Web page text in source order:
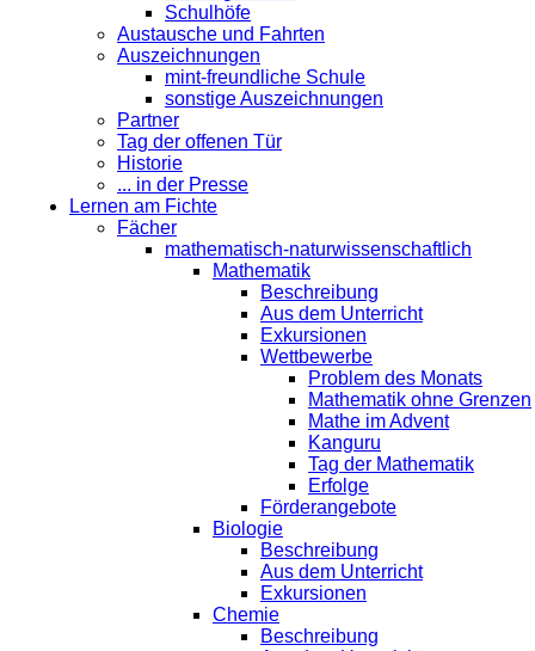
Schulhöfe
Austausche und Fahrten
Auszeichnungen
mint-freundliche Schule
sonstige Auszeichnungen
Partner
Tag der offenen Tür
Historie
... in der Presse
Lernen am Fichte
Fächer
mathematisch-naturwissenschaftlich
Mathematik
Beschreibung
Aus dem Unterricht
Exkursionen
Wettbewerbe
Problem des Monats
Mathematik ohne Grenzen
Mathe im Advent
Kanguru
Tag der Mathematik
Erfolge
Förderangebote
Biologie
Beschreibung
Aus dem Unterricht
Exkursionen
Chemie
Beschreibung